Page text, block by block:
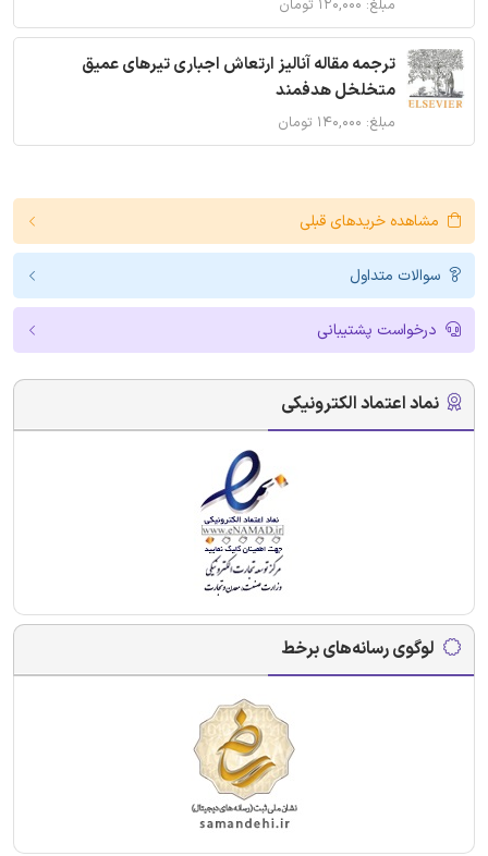
مبلغ: ۱۲۰,۰۰۰ تومان
ترجمه مقاله آنالیز ارتعاش اجباری تیرهای عمیق
متخلخل هدفمند
مبلغ: ۱۴۰,۰۰۰ تومان
مشاهده خریدهای قبلی
سوالات متداول
درخواست پشتیبانی
نماد اعتماد الکترونیکی
لوگوی رسانه‌های برخط